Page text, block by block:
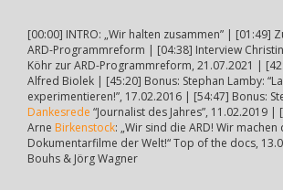
[00:00] INTRO: „Wir halten zusammen” | [01:49]
ARD-Programmreform | [04:38] Interview
Köhr zur ARD-Programmreform, 21.07.2021 |
Alfred Biolek | [45:20] Bonus: Stephan Lamby:
experimentieren!”, 17.02.2016 | [54:47] Bonus:
Dankesrede “Journalist des Jahres”, 11.02.2019 |
Arne Birkenstock: „Wir sind die ARD! Wir machen
Dokumentarfilme der Welt!“ Top of the docs,
Bouhs & Jörg Wagner